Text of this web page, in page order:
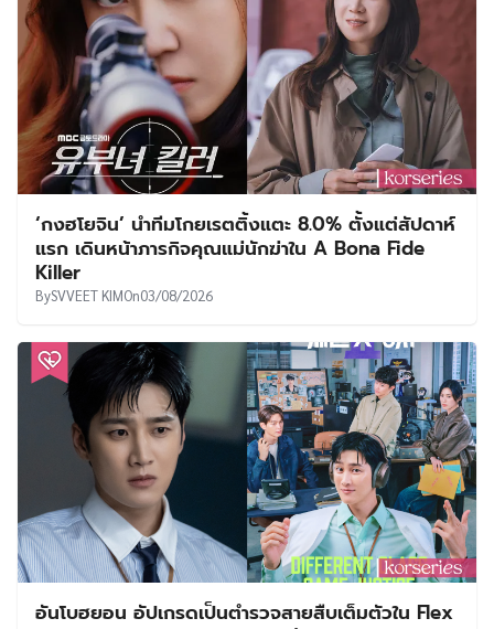
‘กงฮโยจิน’ นำทีมโกยเรตติ้งแตะ 8.0% ตั้งแต่สัปดาห์
แรก เดินหน้าภารกิจคุณแม่นักฆ่าใน A Bona Fide
Killer
BySVVEET KIMOn03/08/2026
อันโบฮยอน อัปเกรดเป็นตำรวจสายสืบเต็มตัวใน Flex